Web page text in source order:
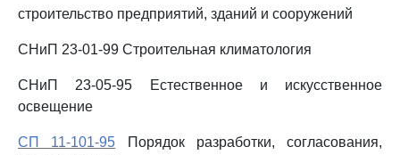
строительство предприятий, зданий и сооружений
СНиП 23-01-99 Строительная климатология
СНиП 23-05-95 Естественное и искусственное
освещение
СП 11-101-95 Порядок разработки, согласования,